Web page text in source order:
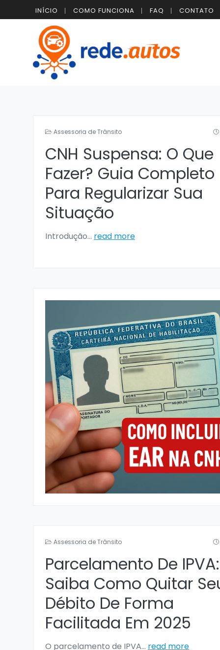
INÍCIO COMO FUNCIONA FAQ CONTATO
Assessoria de Trânsito
CNH Suspensa: O Que
Fazer? Guia Completo
Para Regularizar Sua
Situação
Introdução... read more
Assessoria de Trânsito
Parcelamento De IPVA:
Saiba Como Quitar
Débito De Forma
Facilitada Em 2025
O parcelamento de IPVA... read more